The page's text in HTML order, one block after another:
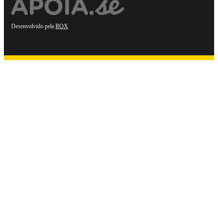
Desenvolvido pela ROX